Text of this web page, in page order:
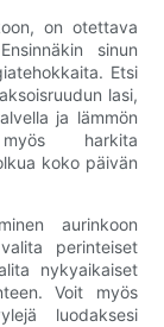
on otettava
sinun
Etsi
lasi,
ja lämmön
harkita
koko päivän
aurinkoon
perinteiset
nykyaikaiset
Voit myös
luodaksesi